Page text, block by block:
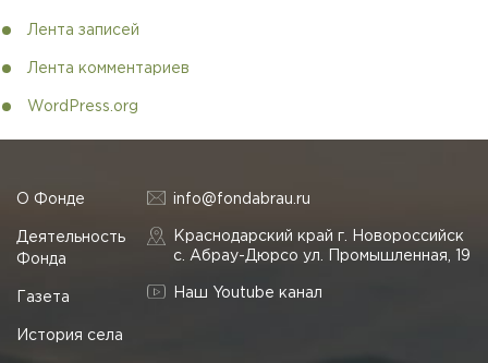
Лента записей
Лента комментариев
WordPress.org
О Фонде
Деятельность
Фонда
Газета
История села
info@fondabrau.ru
Краснодарский край г. Новороссийск
с. Абрау-Дюрсо ул. Промышленная, 19
Наш Youtube канал